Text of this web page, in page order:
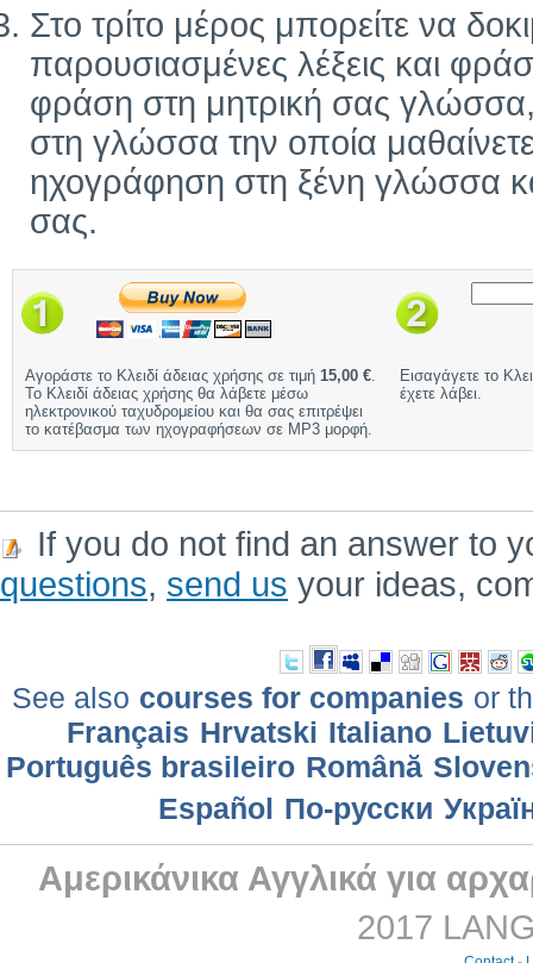
Στο τρίτο μέρος μπορείτε να
παρουσιασμένες λέξεις και
φράση στη μητρική σας
στη γλώσσα την οποία
ηχογράφηση στη ξένη γλώσσα
σας.
Αγοράστε το Κλειδί άδειας χρήσης σε τιμή 15,00 €.
Το Κλειδί άδειας χρήσης θα λάβετε μέσω
ηλεκτρονικού ταχυδρομείου και θα σας επιτρέψει
το κατέβασμα των ηχογραφήσεων σε MP3 μορφή.
Εισαγάγετε το
έχετε λάβει.
If you do not find an answer to
questions, send us your ideas,
See also courses for companies or
Français Hrvatski Italiano
Português brasileiro Română
Еspañol По-русски
Αμερικάνικα Αγγλικά για
2017